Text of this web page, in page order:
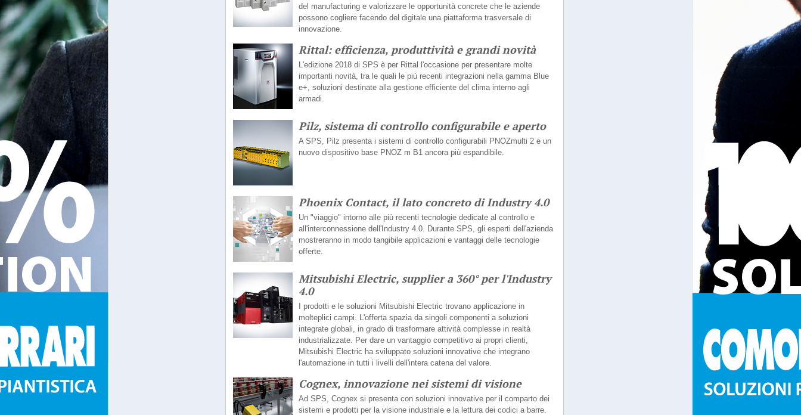
del manufacturing e valorizzare le opportunità concrete che le aziende
possono cogliere facendo del digitale una piattaforma trasversale di
innovazione.
Rittal: efficienza, produttività e grandi novità
L'edizione 2018 di SPS è per Rittal l'occasione per presentare molte
importanti novità, tra le quali le più recenti integrazioni nella gamma Blue
e+, soluzioni destinate alla gestione efficiente del clima interno agli
armadi.
Pilz, sistema di controllo configurabile e aperto
A SPS, Pilz presenta i sistemi di controllo configurabili PNOZmulti 2 e un
nuovo dispositivo base PNOZ m B1 ancora più espandibile.
Phoenix Contact, il lato concreto di Industry 4.0
Un "viaggio" intorno alle più recenti tecnologie dedicate al controllo e
all'interconnessione dell'Industry 4.0. Durante SPS, gli esperti dell'azienda
mostreranno in modo tangibile applicazioni e vantaggi delle tecnologie
offerte.
Mitsubishi Electric, supplier a 360° per l'Industry
4.0
I prodotti e le soluzioni Mitsubishi Electric trovano applicazione in
molteplici campi. L'offerta spazia da singoli componenti a soluzioni
integrate globali, in grado di trasformare attività complesse in realtà
industrializzate. Per dare un vantaggio competitivo ai propri clienti,
Mitsubishi Electric ha sviluppato soluzioni innovative che integrano
l'automazione in tutti i livelli dell'intera catena del valore.
Cognex, innovazione nei sistemi di visione
Ad SPS, Cognex si presenta con soluzioni innovative per il comparto dei
sistemi e prodotti per la visione industriale e la lettura dei codici a barre.